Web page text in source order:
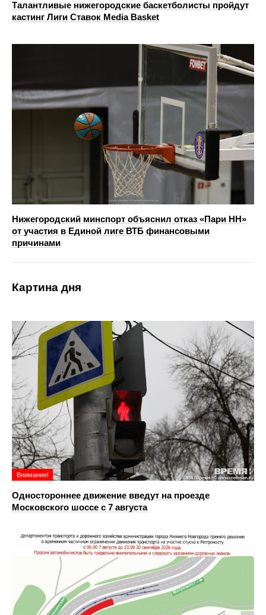
Талантливые нижегородские баскетболисты пройдут
кастинг Лиги Ставок Media Basket
Нижегородский минспорт объяснил отказ «Пари НН»
от участия в Единой лиге ВТБ финансовыми
причинами
Картина дня
Внимание!
Одностороннее движение введут на проезде
Московского шоссе с 7 августа